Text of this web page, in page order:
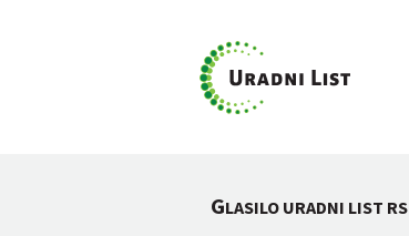
GLASILO URADNI LIST RS